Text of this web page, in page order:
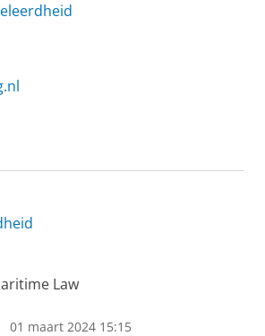
Law
01 maart 2024 15:15